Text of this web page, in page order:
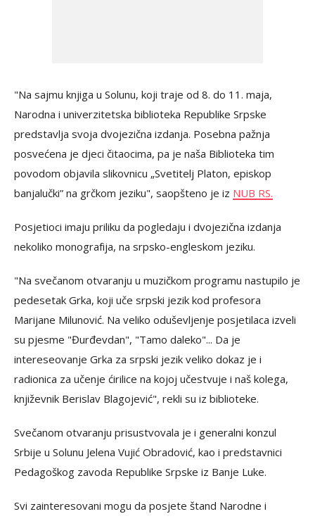
"Na sajmu knjiga u Solunu, koji traje od 8. do 11. maja,
Narodna i univerzitetska biblioteka Republike Srpske
predstavlja svoja dvojezična izdanja. Posebna pažnja
posvećena je djeci čitaocima, pa je naša Biblioteka tim
povodom objavila slikovnicu „Svetitelj Platon, episkop
banjalučki” na grčkom jeziku", saopšteno je iz NUB RS.
Posjetioci imaju priliku da pogledaju i dvojezična izdanja
nekoliko monografija, na srpsko-engleskom jeziku.
"Na svečanom otvaranju u muzičkom programu nastupilo je
pedesetak Grka, koji uče srpski jezik kod profesora
Marijane Milunović. Na veliko oduševljenje posjetilaca izveli
su pjesme "Đurđevdan", "Tamo daleko"... Da je
intereseovanje Grka za srpski jezik veliko dokaz je i
radionica za učenje ćirilice na kojoj učestvuje i naš kolega,
književnik Berislav Blagojević", rekli su iz biblioteke.
Svečanom otvaranju prisustvovala je i generalni konzul
Srbije u Solunu Jelena Vujić Obradović, kao i predstavnici
Pedagoškog zavoda Republike Srpske iz Banje Luke.
Svi zainteresovani mogu da posjete štand Narodne i